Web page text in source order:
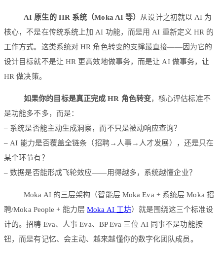
AI 原生的 HR 系统（Moka AI 等）
从设计之初就以 AI 为
核心，不是在传统系统上加 AI 功能，而是用 AI 重新定义 HR 的
工作方式。这类系统对 HR 角色转变的支撑最直接——因为它的
设计目标就不是让 HR 更高效地做事务，而是让 AI 做事务，让
HR 做决策。
如果你的目标是真正完成 HR 角色转变，核心评估标准不
是功能多不多，而是：
– 系统是否能主动生成洞察，而不只是被动响应查询？
– AI 能力是否覆盖全链条（招聘→人事→人才发展），还是只在
某个环节有？
– 数据是否能形成飞轮效应——用得越多，系统越懂企业？
Moka AI 的三层架构（智能层 Moka Eva + 系统层 Moka 招
聘/Moka People + 能力层 Moka AI 工坊）就是围绕这三个标准设
计的。招聘 Eva、人事 Eva、BP Eva 三位 AI 同事不是功能按
钮，而是有记忆、会主动、越来越懂你的数字化团队成员。